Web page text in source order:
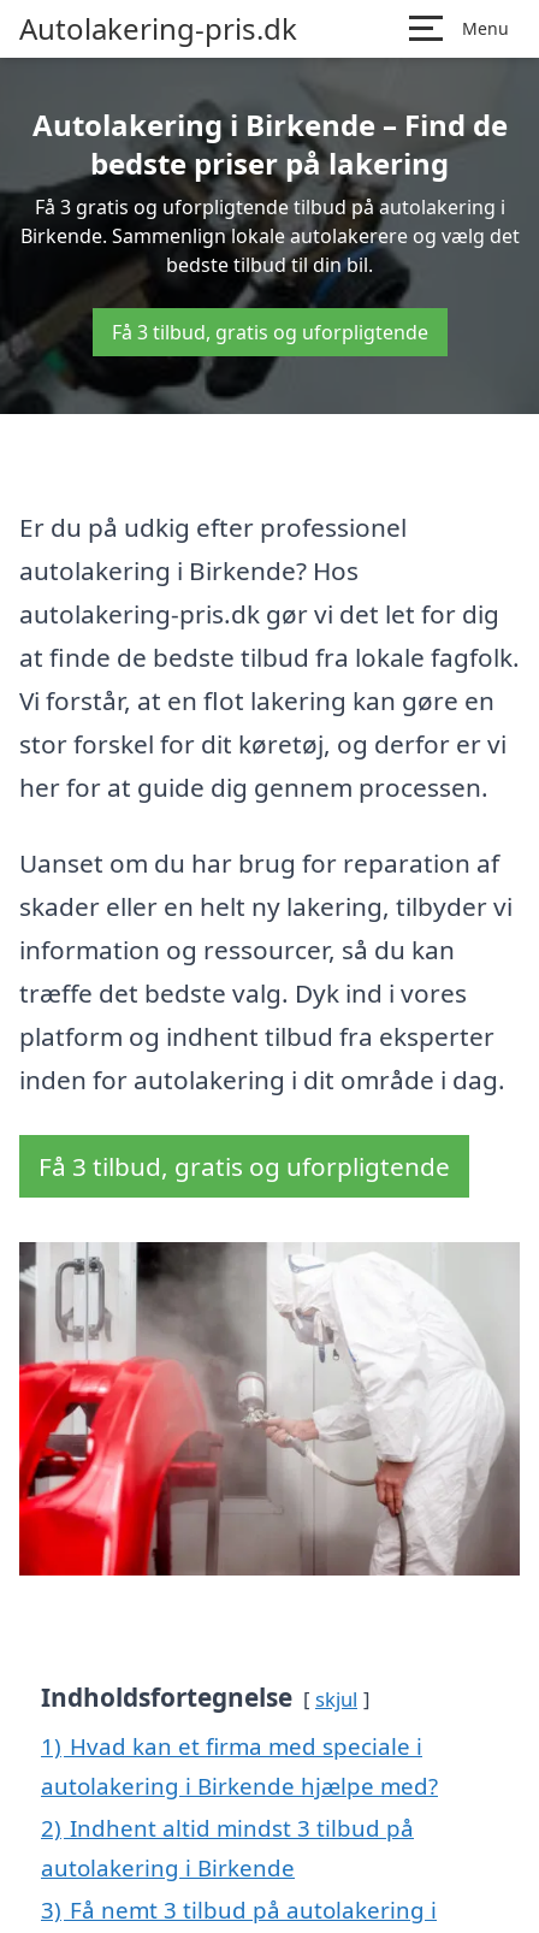
Autolakering-pris.dk Menu
Autolakering i Birkende – Find de
bedste priser på lakering
Få 3 gratis og uforpligtende tilbud på autolakering i
Birkende. Sammenlign lokale autolakerere og vælg det
bedste tilbud til din bil.
Få 3 tilbud, gratis og uforpligtende
Er du på udkig efter professionel
autolakering i Birkende? Hos
autolakering-pris.dk gør vi det let for dig
at finde de bedste tilbud fra lokale fagfolk.
Vi forstår, at en flot lakering kan gøre en
stor forskel for dit køretøj, og derfor er vi
her for at guide dig gennem processen.
Uanset om du har brug for reparation af
skader eller en helt ny lakering, tilbyder vi
information og ressourcer, så du kan
træffe det bedste valg. Dyk ind i vores
platform og indhent tilbud fra eksperter
inden for autolakering i dit område i dag.
Få 3 tilbud, gratis og uforpligtende
Indholdsfortegnelse skjul
1) Hvad kan et firma med speciale i
autolakering i Birkende hjælpe med?
2) Indhent altid mindst 3 tilbud på
autolakering i Birkende
3) Få nemt 3 tilbud på autolakering i